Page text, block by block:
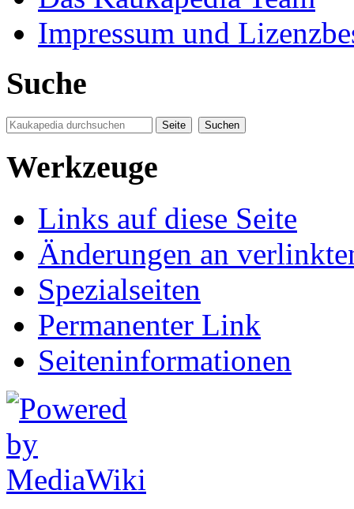
Impressum und
Suche
Werkzeuge
Links auf diese Seite
Änderungen an
Spezialseiten
Permanenter Link
Seiten­informationen